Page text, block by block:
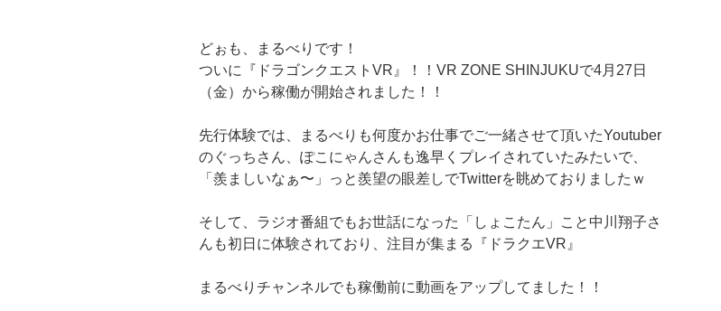
どぉも、まるべりです！
ついに『ドラゴンクエストVR』！！VR ZONE SHINJUKUで4月27日
（金）から稼働が開始されました！！
先行体験では、まるべりも何度かお仕事でご一緒させて頂いたYoutuber
のぐっちさん、ぽこにゃんさんも逸早くプレイされていたみたいで、
「羨ましいなぁ〜」っと羨望の眼差しでTwitterを眺めておりましたｗ
そして、ラジオ番組でもお世話になった「しょこたん」こと中川翔子さ
んも初日に体験されており、注目が集まる『ドラクエVR』
まるべりチャンネルでも稼働前に動画をアップしてました！！